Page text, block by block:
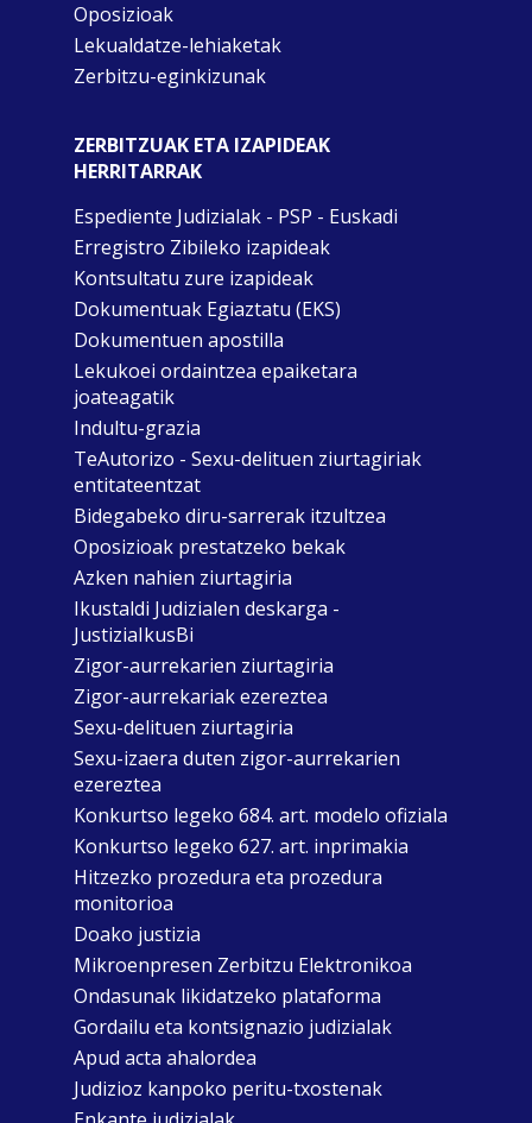
Oposizioak
Lekualdatze-lehiaketak
Zerbitzu-eginkizunak
ZERBITZUAK ETA IZAPIDEAK
HERRITARRAK
Espediente Judizialak - PSP - Euskadi
Erregistro Zibileko izapideak
Kontsultatu zure izapideak
Dokumentuak Egiaztatu (EKS)
Dokumentuen apostilla
Lekukoei ordaintzea epaiketara
joateagatik
Indultu-grazia
TeAutorizo - Sexu-delituen ziurtagiriak
entitateentzat
Bidegabeko diru-sarrerak itzultzea
Oposizioak prestatzeko bekak
Azken nahien ziurtagiria
Ikustaldi Judizialen deskarga -
JustiziaIkusBi
Zigor-aurrekarien ziurtagiria
Zigor-aurrekariak ezereztea
Sexu-delituen ziurtagiria
Sexu-izaera duten zigor-aurrekarien
ezereztea
Konkurtso legeko 684. art. modelo ofiziala
Konkurtso legeko 627. art. inprimakia
Hitzezko prozedura eta prozedura
monitorioa
Doako justizia
Mikroenpresen Zerbitzu Elektronikoa
Ondasunak likidatzeko plataforma
Gordailu eta kontsignazio judizialak
Apud acta ahalordea
Judizioz kanpoko peritu-txostenak